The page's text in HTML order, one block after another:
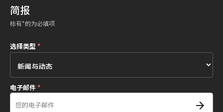
简报
标有*的为必填项
选择类型*
电子邮件*